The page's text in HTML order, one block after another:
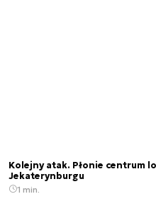
Kolejny atak. Płonie centrum
Jekaterynburgu
1 min.